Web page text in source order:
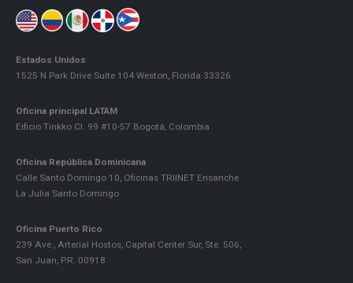
Estados Unidos
1525 N Park Drive Suite 104 Weston, Florida 33326
Oficina principal LATAM
Eificio Tinkko Cl. 99 #10-57 Bogotá, Colombia
Oficina República Dominicana
Calle Santo Domingo 10, Oficinas TRIINET Ensanche
La Julia Santo Domingo
Oficina Puerto Rico
239 Ave., Arterial Hostos, Capital Center Sur, Ste. 506,
San Juan, P.R. 00918